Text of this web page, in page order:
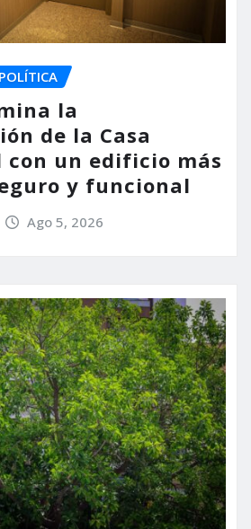
POLÍTICA
la
de la Casa
con un edificio más
y funcional
Ago 5, 2026